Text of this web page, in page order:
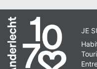
JE